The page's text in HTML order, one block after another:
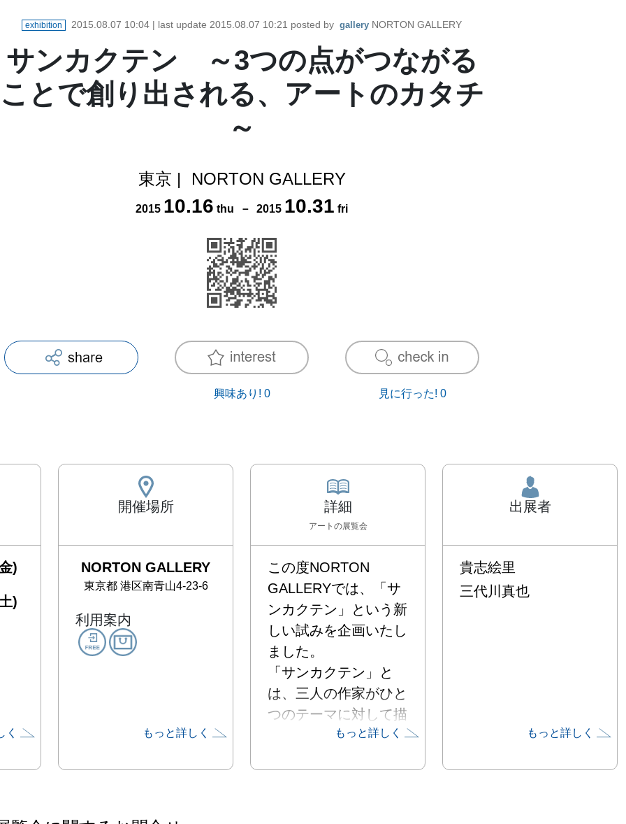
exhibition 2015.08.07 10:04 | last update 2015.08.07 10:21 posted by gallery NORTON GALLERY
サンカクテン ～3つの点がつながる
ことで創り出される、アートのカタチ
～
東京 | NORTON GALLERY
2015 10.16 thu － 2015 10.31 fri
興味あり! 0 見に行った! 0
)
)
く
開催場所
NORTON GALLERY
東京都 港区南青山4-23-6
利用案内
もっと詳しく
詳細
アート の展覧会
この度NORTON
GALLERYでは、「サ
ンカクテン」という新
しい試みを企画いたし
ました。
「サンカクテン」と
は、三人の作家がひと
つのテーマに対して描
く企画グループ展で
もっと詳しく
出展者
貴志絵里
三代川真也
もっと詳しく